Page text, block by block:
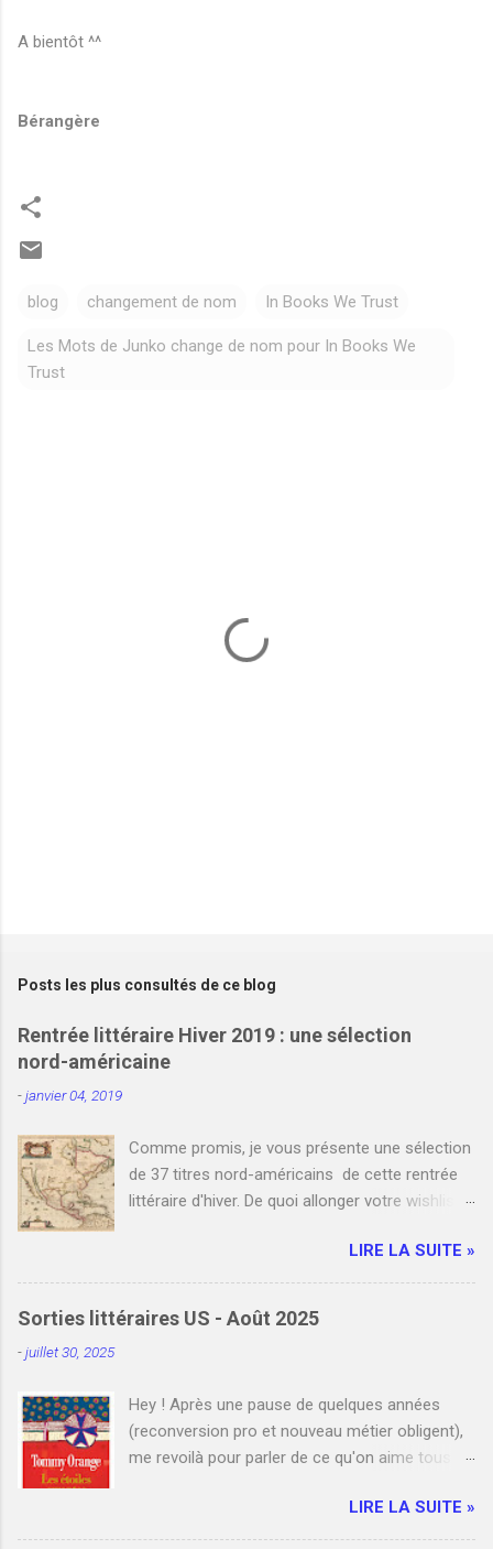
A bientôt ^^
Bérangère
blog changement de nom In Books We Trust
Les Mots de Junko change de nom pour In Books We
Trust
Posts les plus consultés de ce blog
Rentrée littéraire Hiver 2019 : une sélection
nord-américaine
-janvier 04, 2019
Comme promis, je vous présente une sélection
de 37 titres nord-américains de cette rentrée
littéraire d'hiver. De quoi allonger votre wishlist
libraire favori. Bien entendu, je n'y ai pas
référencé tous les romans nord-américains de
janvier et février. Cependant, si vous le
mentionne à la fin de cet article les liens de
deux blogs qui listent l'ensemble des sorties
grands formats. N'hésitez pas à y jeter un oeil !
Pratchett (Actes Sud) Pour échapper, le temps
d'un dimanche d'été, à sa femme enceinte et à
LIRE LA SUITE »
Sorties littéraires US - Août 2025
-juillet 30, 2025
Hey ! Après une pause de quelques années
(reconversion pro et nouveau métier obligent),
me revoilà pour parler de ce qu'on aime tous ici
qu'un panorama des sorties d'août pour se
remettre en selle ? Mon amour pour cette
LIRE LA SUITE »